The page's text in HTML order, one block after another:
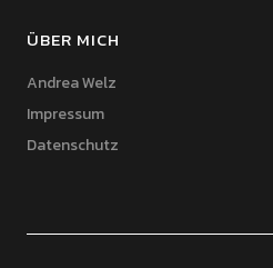
ÜBER MICH
Andrea Welz
Impressum
Datenschutz